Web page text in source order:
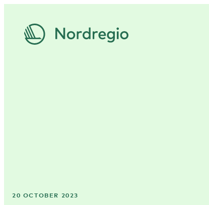
20 OCTOBER 2023